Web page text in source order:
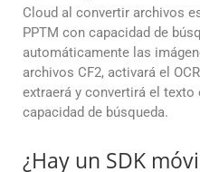
Cloud al convertir archivos
PPTM con capacidad de
automáticamente las
archivos CF2, activará el
extraerá y convertirá el texto
capacidad de búsqueda.
¿Hay un SDK